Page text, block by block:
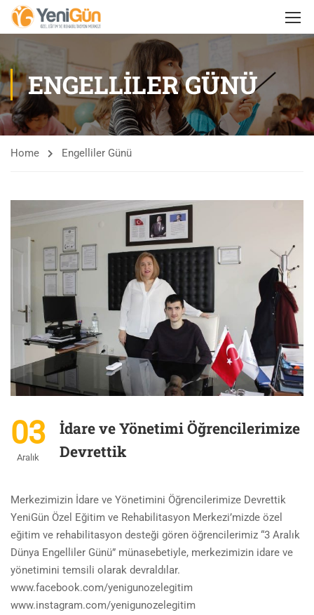
ENGELLILER GÜNÜ
Home Engelliler Günü
03
Aralık
İdare ve Yönetimi Öğrencilerimize
Devrettik
Merkezimizin İdare ve Yönetimini Öğrencilerimize Devrettik
YeniGün Özel Eğitim ve Rehabilitasyon Merkezi’mizde özel
eğitim ve rehabilitasyon desteği gören öğrencilerimiz “3 Aralık
Dünya Engelliler Günü” münasebetiyle, merkezimizin idare ve
yönetimini temsili olarak devraldılar.
www.facebook.com/yenigunozelegitim
www.instagram.com/yenigunozelegitim